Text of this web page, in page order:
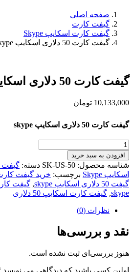
صفحه اصلی
گیفت کارت
گیفت کارت اسکایپ Skype
گیفت کارت 50 دلاری اسکایپ skype
گیفت کارت 50 دلاری اسکایپ skype
10,133,000 تومان
گیفت کارت 50 دلاری اسکایپ skype
گیفت
کارت
50
دلاری
اسکایپ
skype
عدد
افزودن به سبد خرید
شناسه محصول: SK-US-50 دسته: گیفت
اسکایپ Skype
برچسب: خرید گیفت کارت
گیفت 50 دلاری اسکایپ skype
,
skype
, گیفت کارت اسکایپ 50 دلاری
نظرات (0)
نقد و بررسی‌ها
هنوز بررسی‌ای ثبت نشده است.